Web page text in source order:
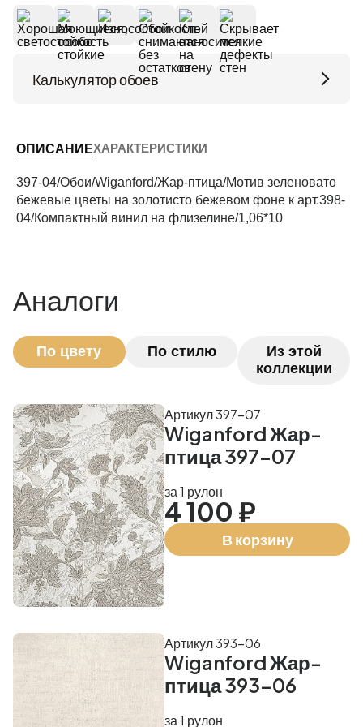
Калькулятор обоев
Периметр комнаты (м)
ОПИСАНИЕХАРАКТЕРИСТИКИ
397-04/Обои/Wiganford/Жар-птица/Мотив зеленовато
бежевые цветы на золотисто бежевом фоне к арт.398-
04/Компактный винил на флизелине/1,06*10
Аналоги
По цвету По стилю
Из этой
коллекции
Wiganford Жар-
птица 397-07
Артикул 397-07
за 1 рулон
4 100 ₽
В корзину
Wiganford Жар-
птица 393-06
Артикул 393-06
за 1 рулон